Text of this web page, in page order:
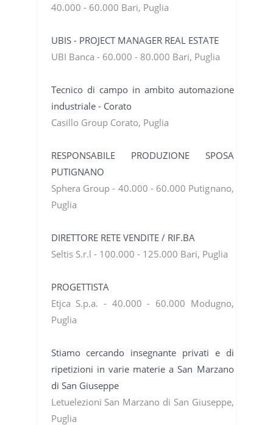
40.000 - 60.000 Bari, Puglia
UBIS - PROJECT MANAGER REAL ESTATE
UBI Banca - 60.000 - 80.000 Bari, Puglia
Tecnico di campo in ambito automazione
industriale - Corato
Casillo Group Corato, Puglia
RESPONSABILE PRODUZIONE SPOSA
PUTIGNANO
Sphera Group - 40.000 - 60.000 Putignano,
Puglia
DIRETTORE RETE VENDITE / RIF.BA
Seltis S.r.l - 100.000 - 125.000 Bari, Puglia
PROGETTISTA
Etjca S.p.a. - 40.000 - 60.000 Modugno,
Puglia
Stiamo cercando insegnante privati e di
ripetizioni in varie materie a San Marzano
di San Giuseppe
Letuelezioni San Marzano di San Giuseppe,
Puglia